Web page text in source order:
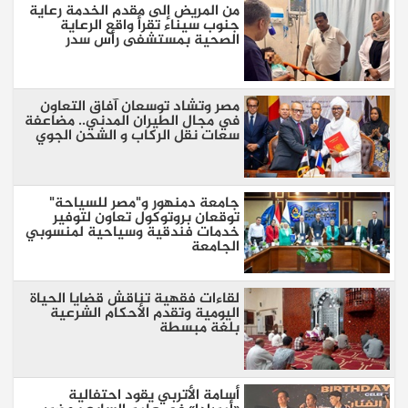
من المريض إلى مقدم الخدمة رعاية
جنوب سيناء تقرأ واقع الرعاية
الصحية بمستشفى رأس سدر
مصر وتشاد توسعان آفاق التعاون
في مجال الطيران المدني.. مضاعفة
سعات نقل الركاب و الشحن الجوي
جامعة دمنهور و"مصر للسياحة"
توقعان بروتوكول تعاون لتوفير
خدمات فندقية وسياحية لمنسوبي
الجامعة
لقاءات فقهية تناقش قضايا الحياة
اليومية وتقدم الأحكام الشرعية
بلغة مبسطة
أسامة الأتربي يقود احتفالية